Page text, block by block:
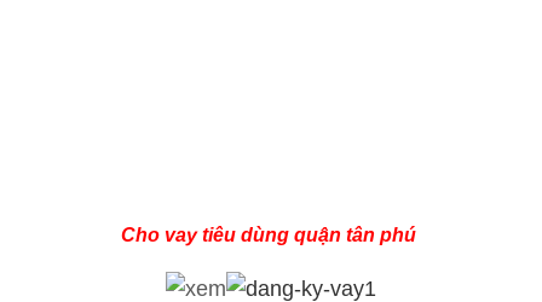
Cho vay tiêu dùng quận tân phú